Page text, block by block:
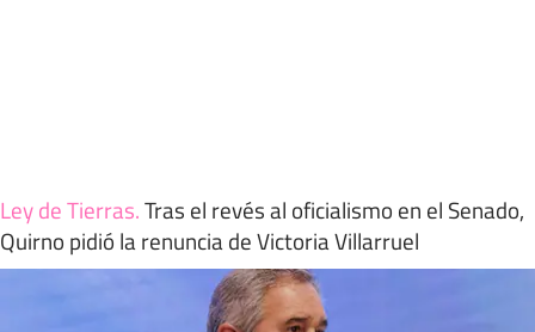
Ley de Tierras.Tras el revés al oficialismo en el Senado,
Quirno pidió la renuncia de Victoria Villarruel